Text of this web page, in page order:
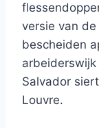
versie van
bescheiden
Salvador
Louvre.